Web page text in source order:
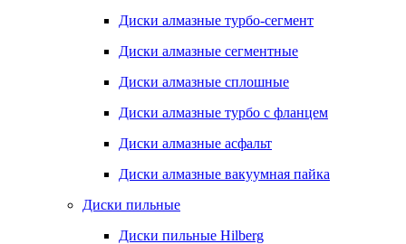
Диски алмазные турбо-сегмент
Диски алмазные сегментные
Диски алмазные сплошные
Диски алмазные турбо с фланцем
Диски алмазные асфальт
Диски алмазные вакуумная пайка
Диски пильные
Диски пильные Hilberg